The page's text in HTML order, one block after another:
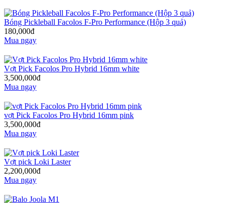
Bóng Pickleball Facolos F-Pro Performance (Hộp 3 quả)
180,000đ
Mua ngay
Vợt Pick Facolos Pro Hybrid 16mm white
3,500,000đ
Mua ngay
vợt Pick Facolos Pro Hybrid 16mm pink
3,500,000đ
Mua ngay
Vợt pick Loki Laster
2,200,000đ
Mua ngay